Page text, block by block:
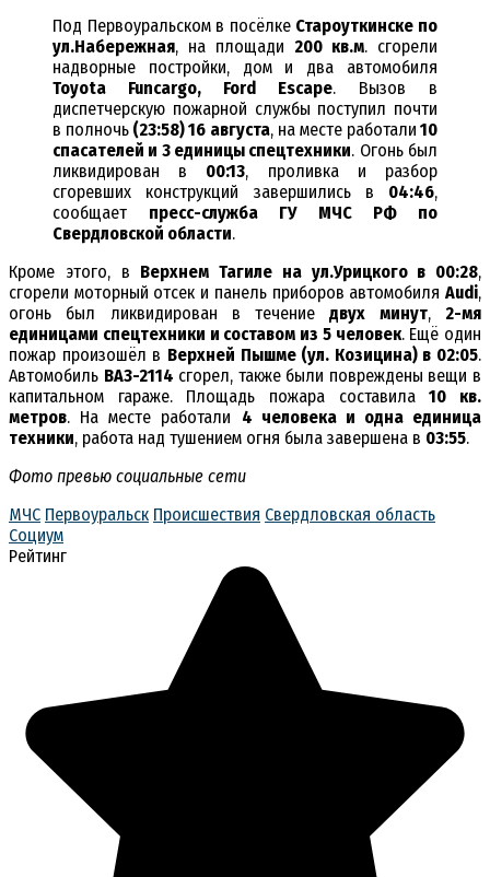
Под Первоуральском в посёлке Староуткинске по
ул.Набережная, на площади 200 кв.м. сгорели
надворные постройки, дом и два автомобиля
Toyota Funcargo, Ford Escape. Вызов в
диспетчерскую пожарной службы поступил почти
в полночь (23:58) 16 августа, на месте работали 10
спасателей и 3 единицы спецтехники. Огонь был
ликвидирован в 00:13, проливка и разбор
сгоревших конструкций завершились в 04:46,
сообщает пресс-служба ГУ МЧС РФ по
Свердловской области.
Кроме этого, в Верхнем Тагиле на ул.Урицкого в 00:28,
сгорели моторный отсек и панель приборов автомобиля Audi,
огонь был ликвидирован в течениедвух минут,2-мя
единицами спецтехники и составом из 5 человек. Ещё один
пожар произошёл в Верхней Пышме (ул. Козицина) в 02:05.
Автомобиль ВАЗ-2114 сгорел, также были повреждены вещи в
капитальном гараже. Площадь пожара составила10 кв.
метров. На месте работали 4 человека и одна единица
техники, работа над тушением огня была завершена в 03:55.
Фото превью социальные сети
МЧС Первоуральск Происшествия Свердловская область
Социум
Рейтинг